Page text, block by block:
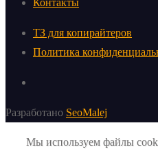
ТЗ для копирайтеров
Политика
Разработано SeoMalej
Мы используем файлы